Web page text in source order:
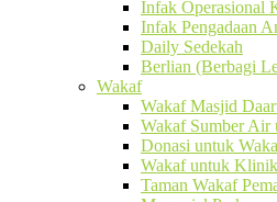
Infak Operasional
Infak Pengadaan
Daily Sedekah
Berlian (Berbagi
Wakaf
Wakaf Masjid
Wakaf Sumber Air
Donasi untuk
Wakaf untuk
Taman Wakaf